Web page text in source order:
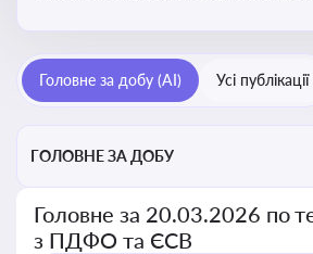
Головне за добу (AI) Усі публікації
ГОЛОВНЕ ЗА ДОБУ
Головне за 20.03.2026 по
з ПДФО та ЄСВ